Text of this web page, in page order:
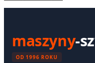
maszyny-
OD 1996 ROKU